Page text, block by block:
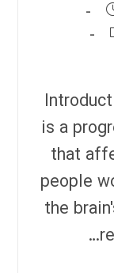
is a
that
people
the